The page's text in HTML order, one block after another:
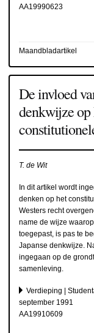
AA19990623
Maandbladartikel
De invloed
denkwijze op
T. de Wit
In dit artikel wordt
denken op het
Westers recht
name de wijze
toegepast, is pas te
Japanse denkwijze.
ingegaan op de
samenleving.
Verdieping |
september 1991
AA19910609